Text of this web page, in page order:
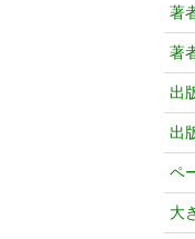
著
著
出
出
ペ
大